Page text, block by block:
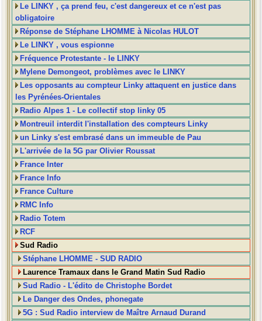
Le LINKY , ça prend feu, c'est dangereux et ce n'est pas
obligatoire
Réponse de Stéphane LHOMME à Nicolas HULOT
Le LINKY , vous espionne
Fréquence Protestante - le LINKY
Mylene Demongeot, problèmes avec le LINKY
Les opposants au compteur Linky attaquent en justice dans
les Pyrénées-Orientales
Radio Alpes 1 - Le collectif stop linky 05
Montreuil interdit l'installation des compteurs Linky
un Linky s'est embrasé dans un immeuble de Pau
L'arrivée de la 5G par Olivier Roussat
France Inter
France Info
France Culture
RMC Info
Radio Totem
RCF
Sud Radio
Stéphane LHOMME - SUD RADIO
Laurence Tramaux dans le Grand Matin Sud Radio
Sud Radio - L'édito de Christophe Bordet
Le Danger des Ondes, phonegate
5G : Sud Radio interview de Maître Arnaud Durand